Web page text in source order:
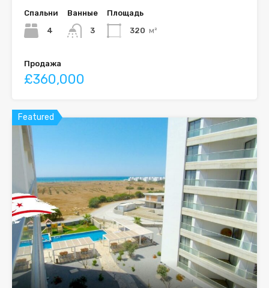
Спальни
4
Ванные
3
Площадь
320 м²
Продажа
£360,000
Featured